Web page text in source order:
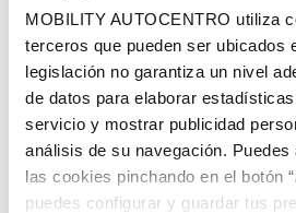
MOBILITY AUTOCENTRO utiliza
terceros que pueden ser ubicados
legislación no garantiza un nivel
de datos para elaborar
servicio y mostrar publicidad
análisis de su navegación.
las cookies pinchando en el botón
puedes configurar y guardar tus
Híbrido enchufable
Combustible